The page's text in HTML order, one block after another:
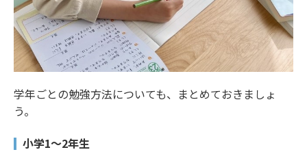
学年ごとの勉強方法についても、まとめておきましょ
う。
小学1～2年生